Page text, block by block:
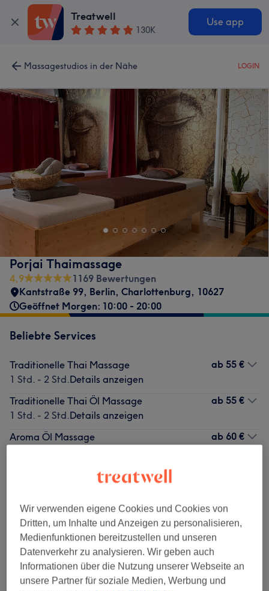
Treatwell
130K
Use app
Massagestudios in der Nähe LOGIN
Porjai Thaimassage
4,9
1169 Bewertungen
Kantstraße 99, Berlin, Charlottenburg, 10627
Geöffnet Morgen: 10:00 - 20:00
Beliebte Services
Traditionelle Thai Massage
1 Std. - 2 Std.Details anzeigen
ab 55 €
Traditionelle Thai Öl Massage
1 Std. - 2 Std.Details anzeigen
ab 55 €
Aroma Öl Massage
ab 60 €
Details anzeigen
Fußmassage
30 Min. - 1 Std. 30 Min.Details anzeigen
ab 55 €
Alle Services
Wir verwenden eigene Cookies und Cookies von
Dritten, um Inhalte und Anzeigen zu personalisieren,
Medienfunktionen bereitzustellen und unseren
Datenverkehr zu analysieren. Wir geben auch
Informationen über die Nutzung unserer Webseite an
unsere Partner für soziale Medien, Werbung und